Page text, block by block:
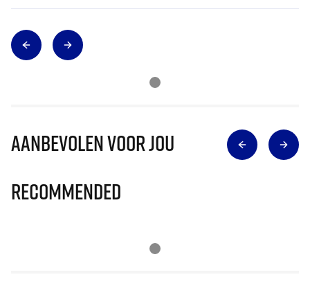
Aanbevolen voor jou
Recommended